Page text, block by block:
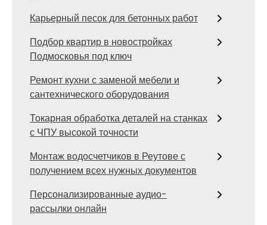
Карьерный песок для бетонных работ
Подбор квартир в новостройках
Подмосковья под ключ
Ремонт кухни с заменой мебели и
сантехнического оборудования
Токарная обработка деталей на станках
с ЧПУ высокой точности
Монтаж водосчетчиков в Реутове с
получением всех нужных документов
Персонализированные аудио-
рассылки онлайн